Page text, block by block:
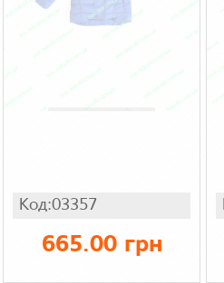
Код:03357
665.00 грн